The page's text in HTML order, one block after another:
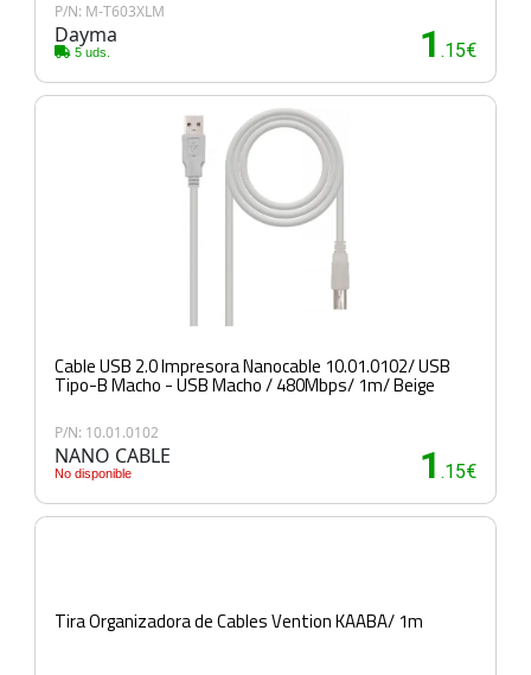
P/N: M-T603XLM
Dayma
5 uds. 1 .15€
Cable USB 2.0 Impresora Nanocable 10.01.0102/ USB
Tipo-B Macho - USB Macho / 480Mbps/ 1m/ Beige
P/N: 10.01.0102
NANO CABLE
No disponible 1 .15€
Tira Organizadora de Cables Vention KAABA/ 1m